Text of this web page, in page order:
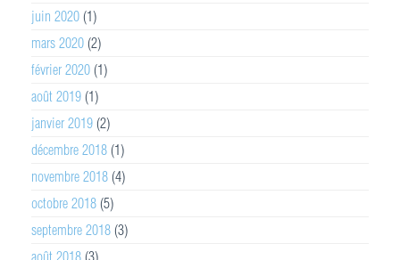
juin 2020 (1)
mars 2020 (2)
février 2020 (1)
août 2019 (1)
janvier 2019 (2)
décembre 2018 (1)
novembre 2018 (4)
octobre 2018 (5)
septembre 2018 (3)